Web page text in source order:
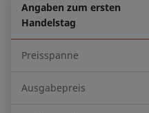
Angaben zum ersten
Handelstag
Preisspanne
Ausgabepreis